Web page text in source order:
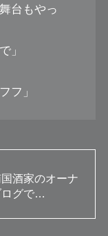
台もやっ
」
フ」
酒家のオーナ
ログで…